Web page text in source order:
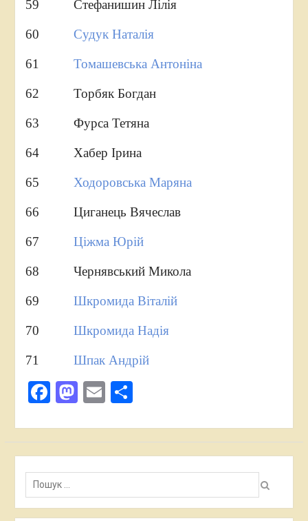
59 Стефанишин Лілія
60 Судук Наталія
61 Томашевська Антоніна
62 Торбяк Богдан
63 Фурса Тетяна
64 Хабер Ірина
65 Ходоровська Маряна
66 Циганець Вячеслав
67 Ціжма Юрій
68 Чернявський Микола
69 Шкромида Віталій
70 Шкромида Надія
71 Шпак Андрій
Facebook
Mastodon
EmailПоділитися
Пошук: